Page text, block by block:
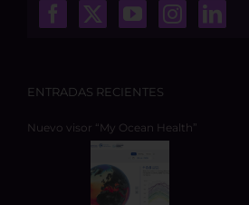
ENTRADAS RECIENTES
Nuevo visor “My Ocean Health”